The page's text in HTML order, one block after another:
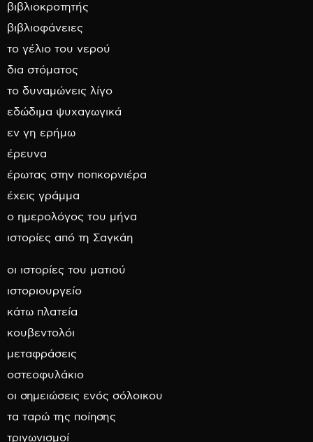
βιβλιοκροτητής
βιβλιοφάνειες
το γέλιο του νερού
δια στόματος
το δυναμώνεις λίγο
εδώδιμα ψυχαγωγικά
εν γη ερήμω
έρευνα
έρωτας στην ποπκορνιέρα
έχεις γράμμα
ο ημερολόγος του μήνα
ιστορίες από τη Σαγκάη
οι ιστορίες του ματιού
ιστοριουργείο
κάτω πλατεία
κουβεντολόι
μεταφράσεις
οστεοφυλάκιο
οι σημειώσεις ενός σόλοικου
τα ταρώ της ποίησης
τριγωνισμοί